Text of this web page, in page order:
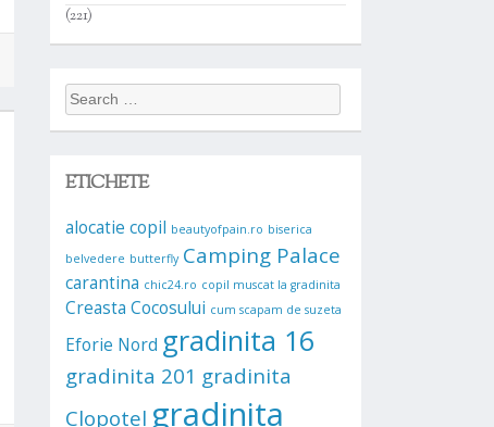
(221)
Search
for:
ETICHETE
alocatie copil beautyofpain.ro biserica
belvedere butterfly Camping Palace
carantina chic24.ro copil muscat la gradinita
Creasta Cocosului cum scapam de suzeta
Eforie Nord gradinita 16
gradinita 201 gradinita
Clopotel gradinita